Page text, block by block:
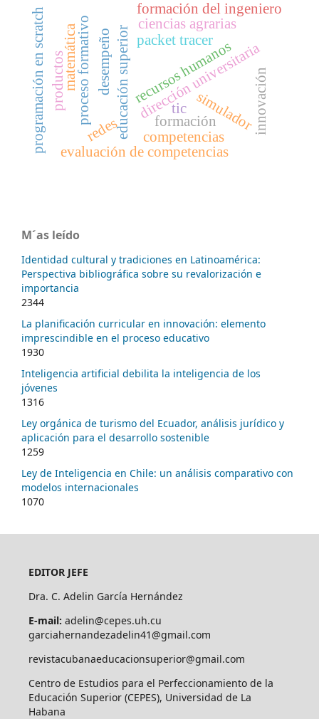
desempeñoeducación superior formación
dirección universitaria
recursos humanos
simulador
packet tracer
redes
tic
ciencias agrarias
evaluación de competencias
formación del ingeniero
proceso formativo
matemática
programación en scratchproductos
competencias
innovación
M´as leído
Identidad cultural y tradiciones en Latinoamérica:
Perspectiva bibliográfica sobre su revalorización e
importancia
2344
La planificación curricular en innovación: elemento
imprescindible en el proceso educativo
1930
Inteligencia artificial debilita la inteligencia de los
jóvenes
1316
Ley orgánica de turismo del Ecuador, análisis jurídico y
aplicación para el desarrollo sostenible
1259
Ley de Inteligencia en Chile: un análisis comparativo con
modelos internacionales
1070
EDITOR JEFE
Dra. C. Adelin García Hernández
E-mail: adelin@cepes.uh.cu
garciahernandezadelin41@gmail.com
revistacubanaeducacionsuperior@gmail.com
Centro de Estudios para el Perfeccionamiento de la
Educación Superior (CEPES), Universidad de La
Habana